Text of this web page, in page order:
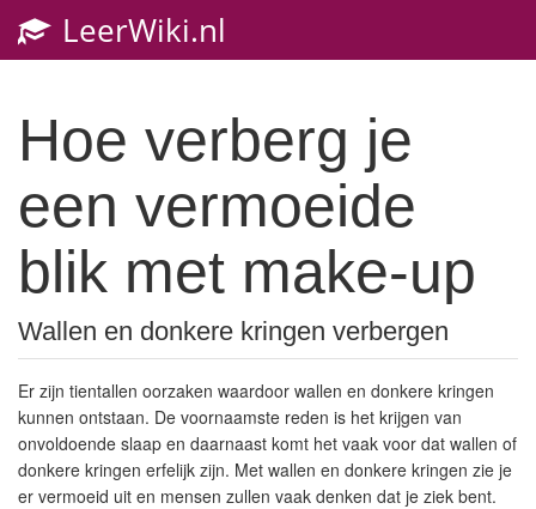
LeerWiki.nl
Hoe verberg je
een vermoeide
blik met make-up
Wallen en donkere kringen verbergen
Er zijn tientallen oorzaken waardoor wallen en donkere kringen
kunnen ontstaan. De voornaamste reden is het krijgen van
onvoldoende slaap en daarnaast komt het vaak voor dat wallen of
donkere kringen erfelijk zijn. Met wallen en donkere kringen zie je
er vermoeid uit en mensen zullen vaak denken dat je ziek bent.